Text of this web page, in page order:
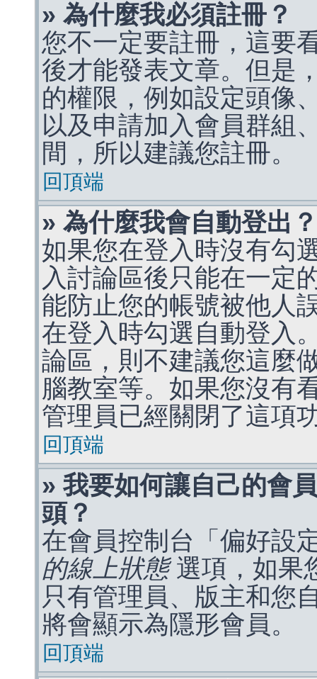
» 為什麼我必須註冊？
您不一定要註冊，這要
後才能發表文章。但是
的權限，例如設定頭像
以及申請加入會員群組
間，所以建議您註冊。
回頂端
» 為什麼我會自動登出？
如果您在登入時沒有勾
入討論區後只能在一定
能防止您的帳號被他人
在登入時勾選自動登入
論區，則不建議您這麼
腦教室等。如果您沒有
管理員已經關閉了這項
回頂端
» 我要如何讓自己的會
頭？
在會員控制台「偏好設
的線上狀態選項，如果
只有管理員、版主和您
將會顯示為隱形會員。
回頂端